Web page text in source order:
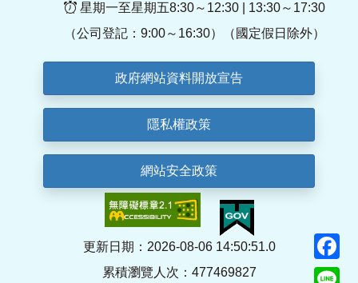
星期一至星期五8:30～12:30 | 13:30～17:30
（公司登記：9:00～16:30）（國定假日除外）
政府網站資料開放宣告
隱私權政策
網站安全政策
更新日期：2026-08-06 14:50:51.0
累積瀏覽人次：477469827